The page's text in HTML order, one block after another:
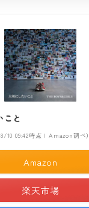
こと
10 09:42時点 | Amazon調べ）
Amazon
楽天市場